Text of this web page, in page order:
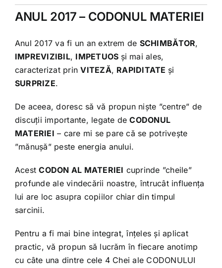
Manual pentru avansati
Organizare Club Iubim Fructele
Varia
Bibliografie
ANUL 2017 – CODONUL MATERIEI
Anul 2017 va fi un an extrem de SCHIMBĂTOR,
IMPREVIZIBIL, IMPETUOS și mai ales,
caracterizat prinVITEZĂ, RAPIDITATE și
SURPRIZE.
De aceea, doresc să vă propun niște ”centre” de
discuții importante, legate deCODONUL
MATERIEI – care mi se pare că se potrivește
”mănușă” peste energia anului.
AcestCODON AL MATERIEI cuprinde ”cheile”
profunde ale vindecării noastre, întrucât influența
lui are loc asupra copiilor chiar din timpul
sarcinii.
Pentru a fi mai bine integrat, înțeles și aplicat
practic, vă propun să lucrăm în fiecare anotimp
cu câte una dintre cele 4 Chei ale CODONULUI